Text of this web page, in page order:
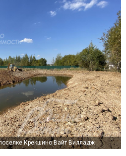
Крекшино Вайт Вилладж